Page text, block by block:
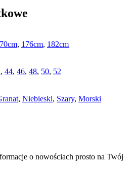
, 176cm, 182cm
, 44, 46, 48, 50, 52
, Niebieski, Szary, Morski
o nowościach prosto na Twój